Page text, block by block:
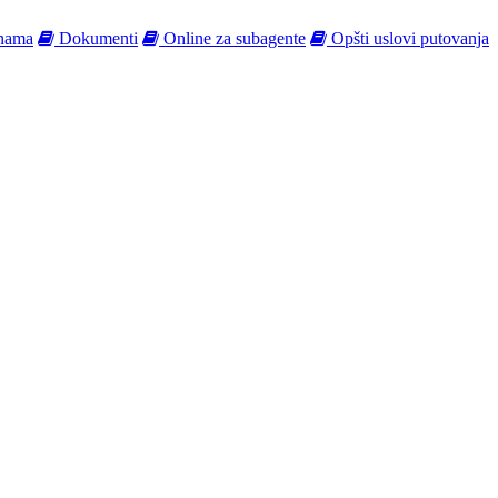
Dokumenti Online za subagente Opšti uslovi putovanja